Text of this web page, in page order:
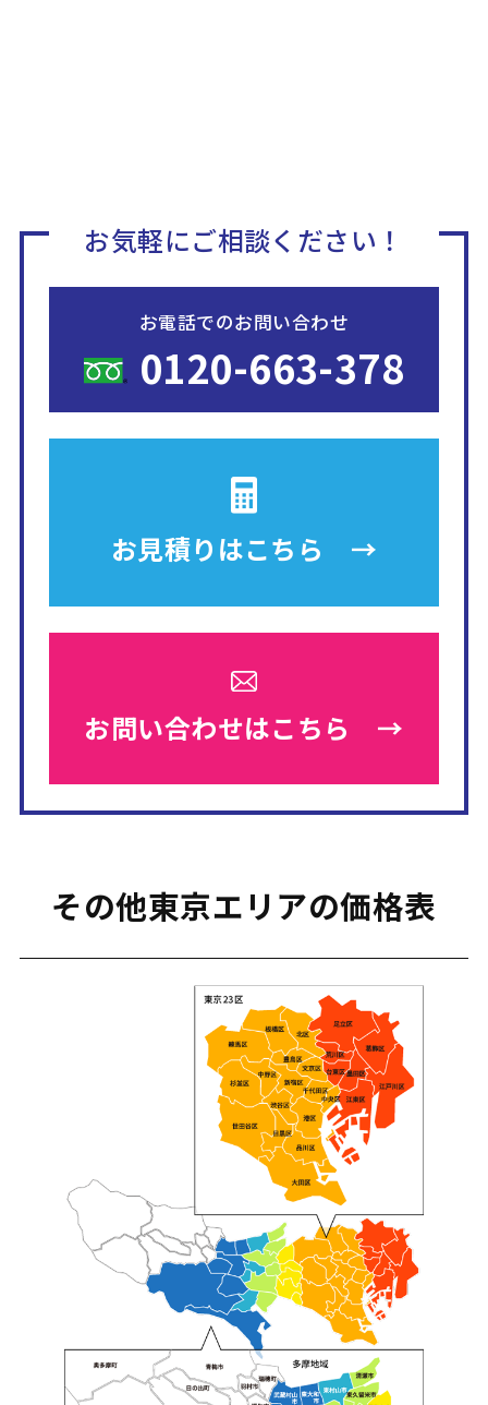
お気軽にご相談ください！
お電話でのお問い合わせ
0120-663-378
お見積りはこちら →
お問い合わせはこちら →
その他東京エリアの価格表